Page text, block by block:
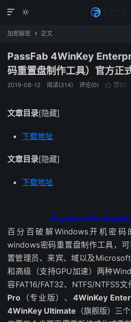


加密解密  正文
PassFab 4WinKey
码重置盘制作工具）官方正
2019-08-12 阅读(314) 评论(0)  赞(0)
文章目录[隐藏]
下载地址
文章目录[隐藏]
下载地址
PassFab 4WinKey
百分百破解Windows开机密
windows密码重置盘制作工具，
置管理员、来宾、域以及
和高级（支持GPU加速）两种
容FAT16/FAT32、NTFS/NTFS5文
Pro （专业版）、 4WinKey
4WinKey Ultimate （旗舰版）三